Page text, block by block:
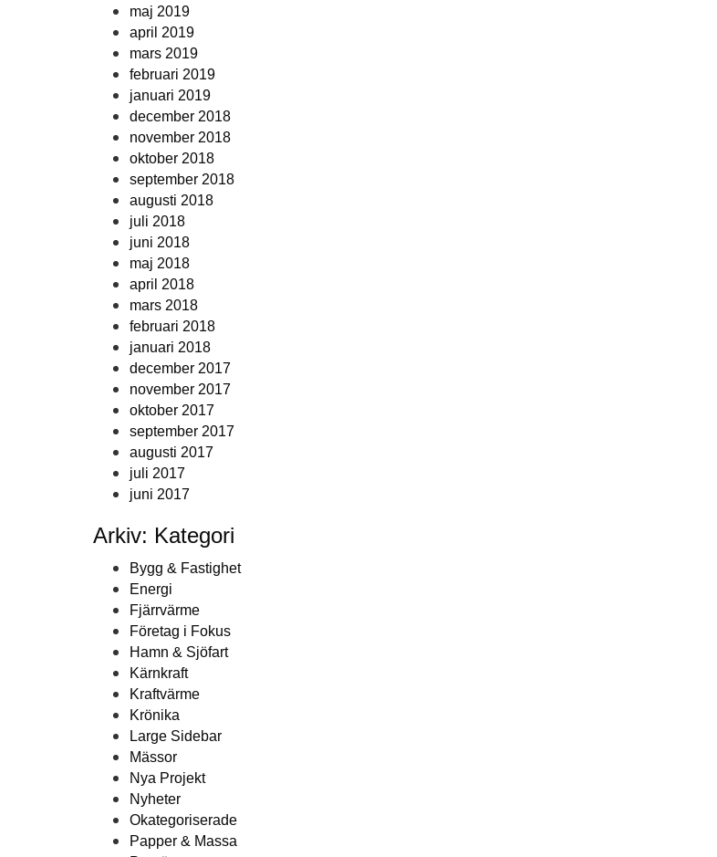
maj 2019
april 2019
mars 2019
februari 2019
januari 2019
december 2018
november 2018
oktober 2018
september 2018
augusti 2018
juli 2018
juni 2018
maj 2018
april 2018
mars 2018
februari 2018
januari 2018
december 2017
november 2017
oktober 2017
september 2017
augusti 2017
juli 2017
juni 2017
Arkiv: Kategori
Bygg & Fastighet
Energi
Fjärrvärme
Företag i Fokus
Hamn & Sjöfart
Kärnkraft
Kraftvärme
Krönika
Large Sidebar
Mässor
Nya Projekt
Nyheter
Okategoriserade
Papper & Massa